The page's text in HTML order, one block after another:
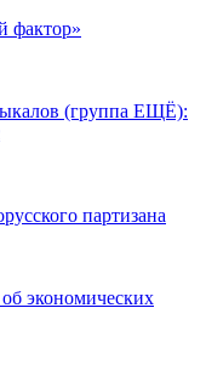
фактор»
(группа ЕЩЁ):
партизана
экономических